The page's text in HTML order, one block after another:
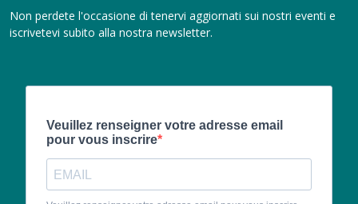
Non perdete l'occasione di tenervi aggiornati sui nostri eventi e
iscrivetevi subito alla nostra newsletter.